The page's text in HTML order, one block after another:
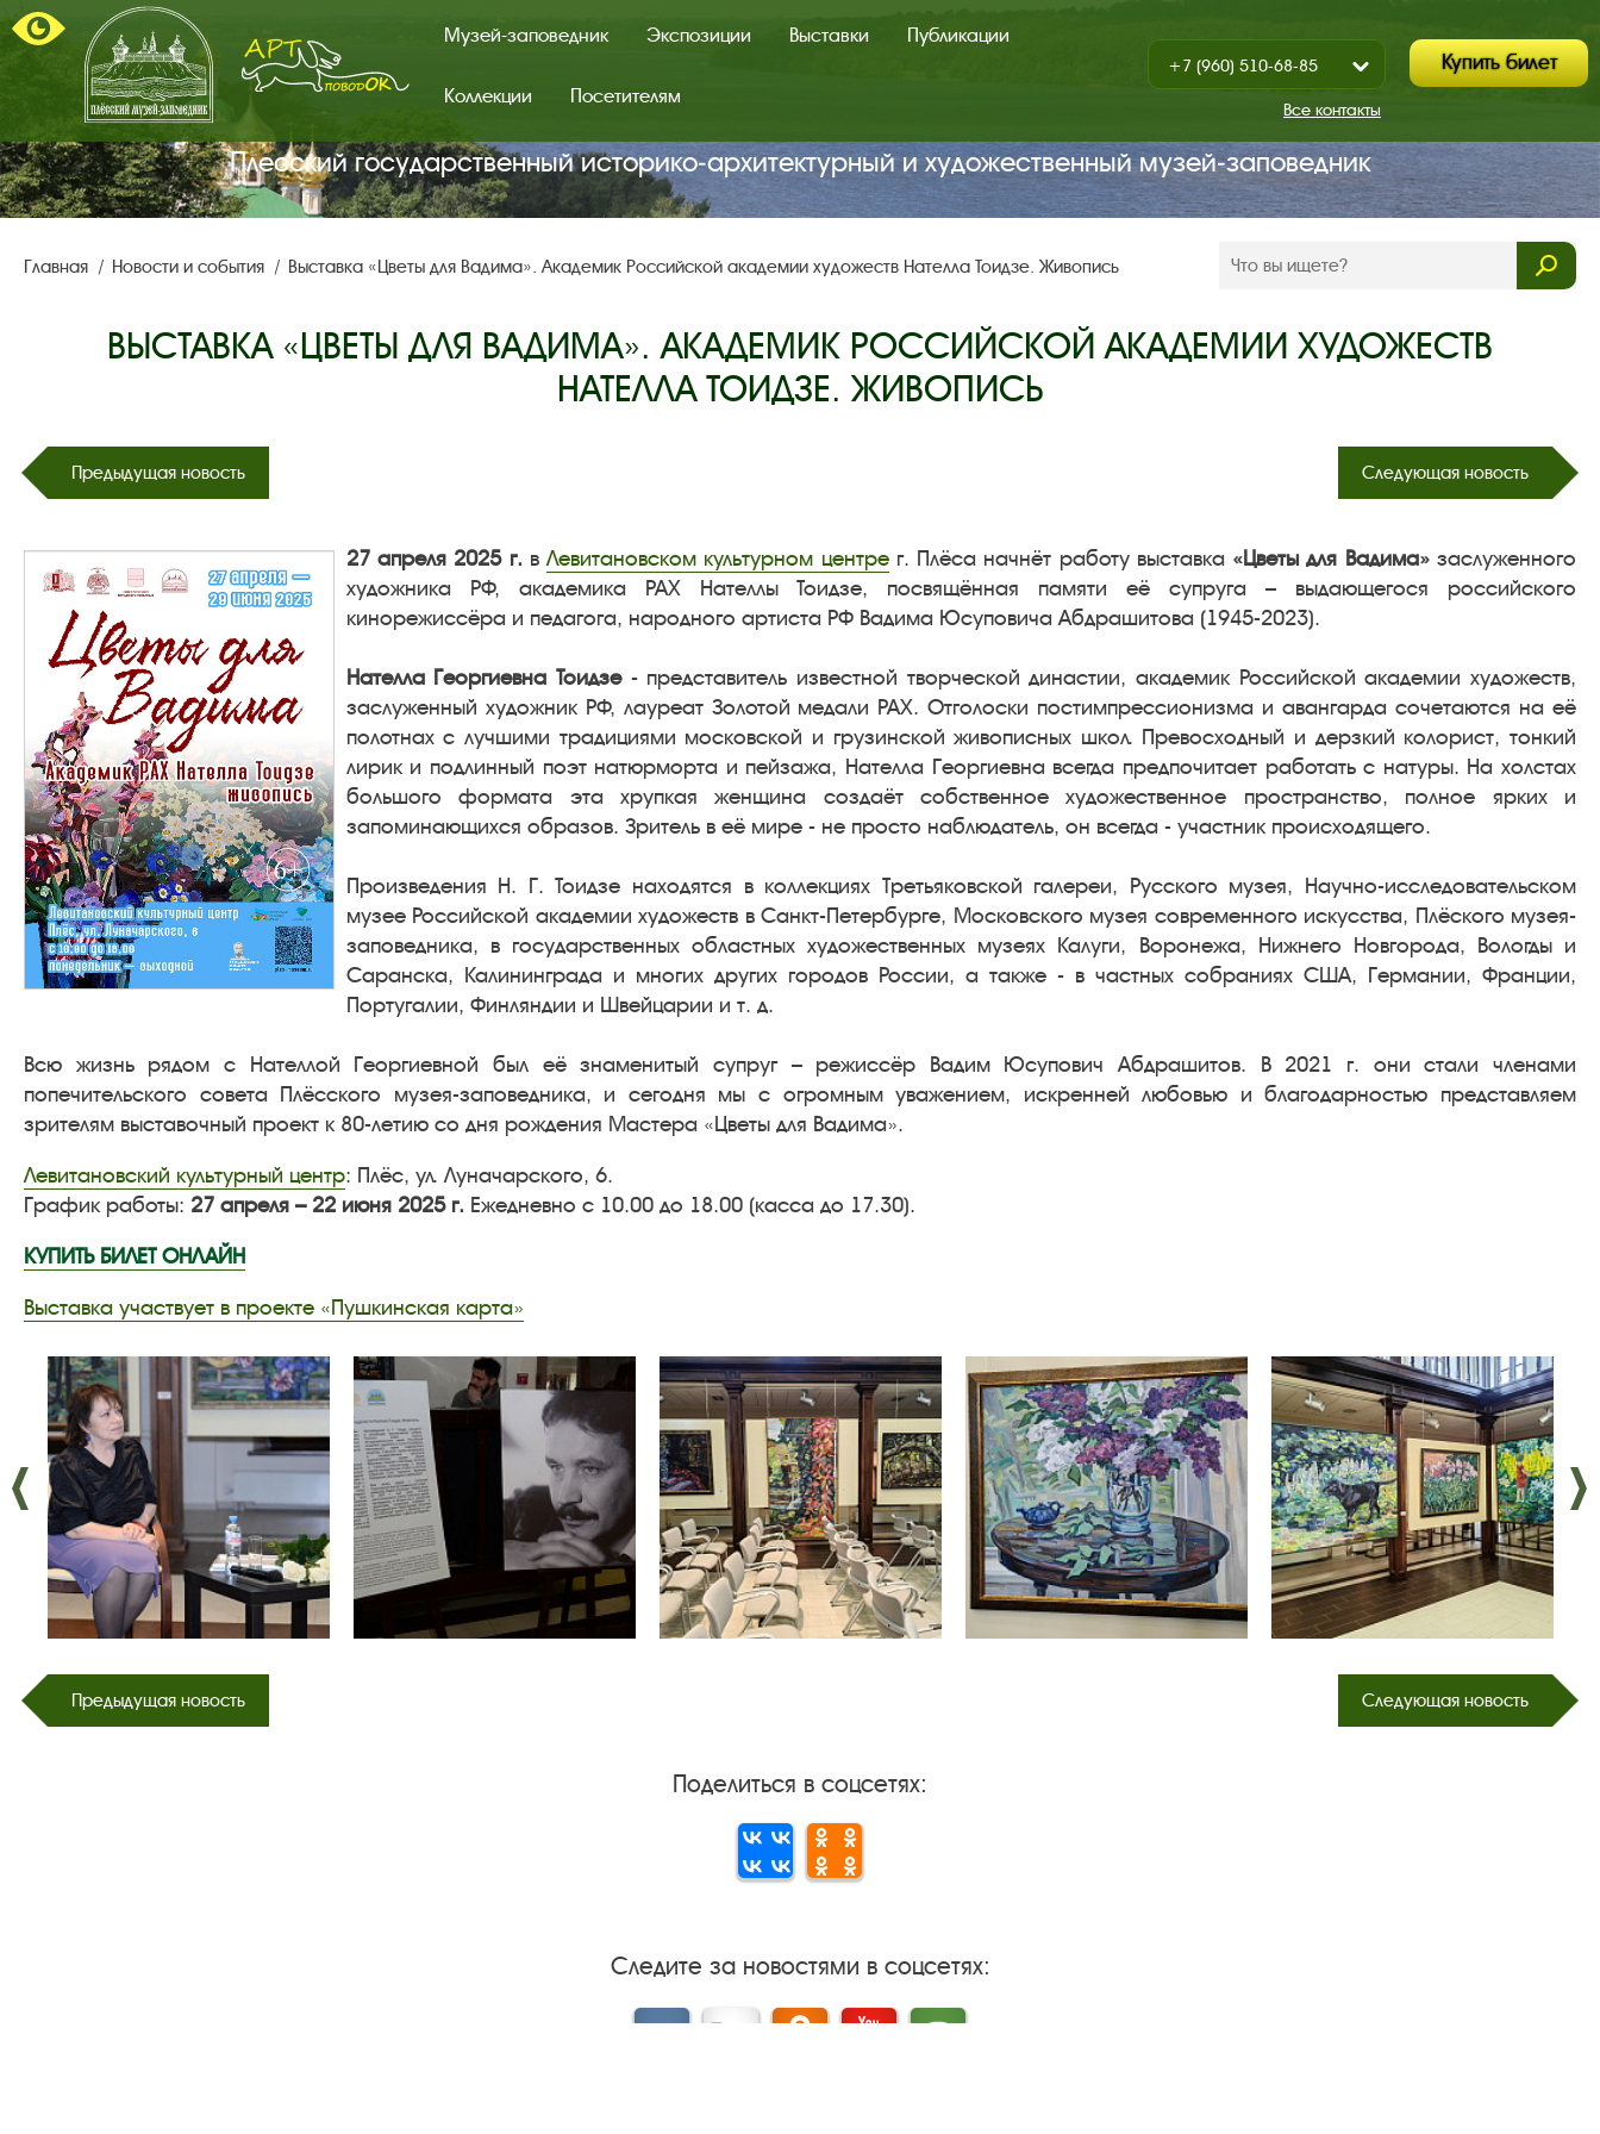
Главная
страница.
поводок.
Музей-заповедник Экспозиции Выставки Публикации
Коллекции Посетителям
Показать
/
Закрыть
+7 (960) 510-68-85
+7 (930) 347-67-70Все контакты
Купить билет
Плесский государственный историко‑архитектурный и художественный музей‑заповедник
Главная Новости и события Выставка «Цветы для Вадима». Академик Российской академии художеств Нателла Тоидзе. Живопись
ВЫСТАВКА «ЦВЕТЫ ДЛЯ ВАДИМА». АКАДЕМИК РОССИЙСКОЙ АКАДЕМИИ ХУДОЖЕСТВ
НАТЕЛЛА ТОИДЗЕ. ЖИВОПИСЬ
Предыдущая новость Следующая новость
27 апреля 2025 г. вЛевитановском культурном центрег. Плёса начнёт работу выставка «Цветы для Вадима»заслуженного
художника РФ, академика РАХ Нателлы Тоидзе, посвящённая памяти её супруга – выдающегося российского
кинорежиссёра и педагога, народного артиста РФ Вадима Юсуповича Абдрашитова (1945-2023).
Нателла Георгиевна Тоидзе- представитель известной творческой династии, академик Российской академии художеств,
заслуженный художник РФ, лауреат Золотой медали РАХ. Отголоски постимпрессионизма и авангарда сочетаются на её
полотнах с лучшими традициями московской и грузинской живописных школ. Превосходный и дерзкий колорист, тонкий
лирик и подлинный поэт натюрморта и пейзажа, Нателла Георгиевна всегда предпочитает работать с натуры. На холстах
большого формата эта хрупкая женщина создаёт собственное художественное пространство, полное ярких и
запоминающихся образов. Зритель в её мире - не просто наблюдатель, он всегда - участник происходящего.
Произведения Н. Г. Тоидзе находятся в коллекциях Третьяковской галереи, Русского музея, Научно-исследовательском
музее Российской академии художеств в Санкт-Петербурге, Московского музея современного искусства, Плёского музея-
заповедника, в государственных областных художественных музеях Калуги, Воронежа, Нижнего Новгорода, Вологды и
Саранска, Калининграда и многих других городов России, а также - в частных собраниях США, Германии, Франции,
Португалии, Финляндии и Швейцарии и т. д.
Всю жизнь рядом с Нателлой Георгиевной был её знаменитый супруг – режиссёр Вадим Юсупович Абдрашитов. В 2021 г. они стали членами
попечительского совета Плёсского музея-заповедника, и сегодня мы с огромным уважением, искренней любовью и благодарностью представляем
зрителям выставочный проект к 80-летию со дня рождения Мастера «Цветы для Вадима».
Левитановский культурный центр: Плёс, ул. Луначарского, 6.
График работы: 27 апреля – 22 июня 2025 г. Ежедневно с 10.00 до 18.00 (касса до 17.30).
КУПИТЬ БИЛЕТ ОНЛАЙН
Выставка участвует в проекте «Пушкинская карта»
Предыдущая новость Следующая новость
Поделиться в соцсетях:
Следите за новостями в соцсетях:
Вконтактеrutube Одноклассники
YouTubeТрипадвизор